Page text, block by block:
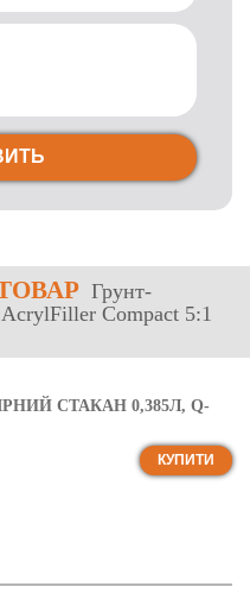
Грунт-
Compact 5:1
СТАКАН 0,385Л, Q-
КУПИТИ